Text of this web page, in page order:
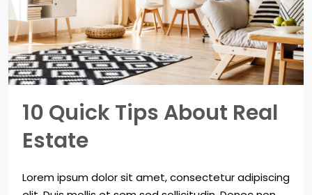
10 Quick Tips About Real
Estate
Lorem ipsum dolor sit amet, consectetur adipiscing